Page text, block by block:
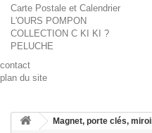
Carte Postale et Calendrier
L'OURS POMPON
COLLECTION C KI KI ?
PELUCHE
contact
plan du site
Magnet, porte clés,